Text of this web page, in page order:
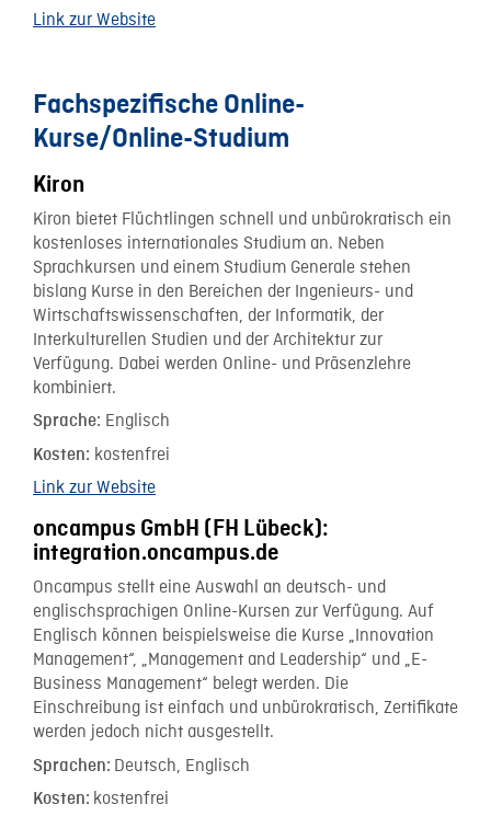
Link zur Website
Fachspezifische Online-
Kurse/Online-Studium
Kiron
Kiron bietet Flüchtlingen schnell und unbürokratisch ein
kostenloses internationales Studium an. Neben
Sprachkursen und einem Studium Generale stehen
bislang Kurse in den Bereichen der Ingenieurs- und
Wirtschaftswissenschaften, der Informatik, der
Interkulturellen Studien und der Architektur zur
Verfügung. Dabei werden Online- und Präsenzlehre
kombiniert.
Sprache: Englisch
Kosten: kostenfrei
Link zur Website
oncampus GmbH (FH Lübeck):
integration.oncampus.de
Oncampus stellt eine Auswahl an deutsch- und
englischsprachigen Online-Kursen zur Verfügung. Auf
Englisch können beispielsweise die Kurse „Innovation
Management“, „Management and Leadership“ und „E-
Business Management“ belegt werden. Die
Einschreibung ist einfach und unbürokratisch, Zertifikate
werden jedoch nicht ausgestellt.
Sprachen: Deutsch, Englisch
Kosten: kostenfrei